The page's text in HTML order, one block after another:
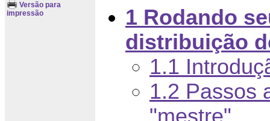
Versão para
impressão
1 Rodando
distribuição
1.1
1.2 Passos